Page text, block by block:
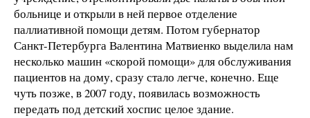
больнице и открыли в ней первое отделение
паллиативной помощи детям. Потом губернатор
Санкт-Петербурга Валентина Матвиенко выделила нам
несколько машин «скорой помощи» для обслуживания
пациентов на дому, сразу стало легче, конечно. Еще
чуть позже, в 2007 году, появилась возможность
передать под детский хоспис целое здание.